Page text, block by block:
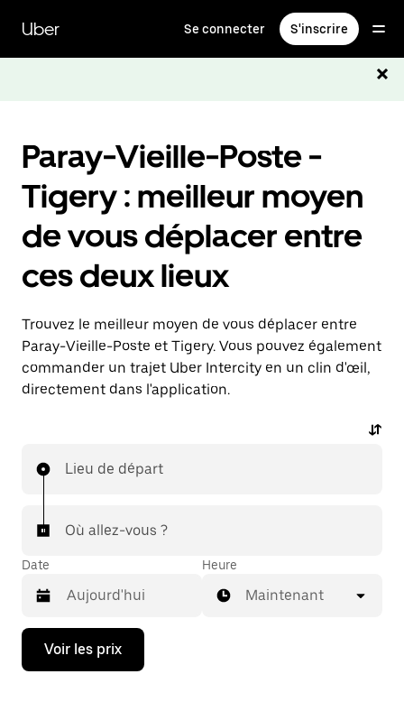
contenu
principal
Uber Se connecter S'inscrire
Paray-Vieille-Poste -
Tigery : meilleur moyen
de vous déplacer entre
ces deux lieux
Trouvez le meilleur moyen de vous déplacer entre
Paray-Vieille-Poste et Tigery. Vous pouvez également
commander un trajet Uber Intercity en un clin d'œil,
directement dans l'application.
Lieu de départ
Où allez-vous ?
Date
Appuyez
la
Heure
Maintenant
Voir les prix